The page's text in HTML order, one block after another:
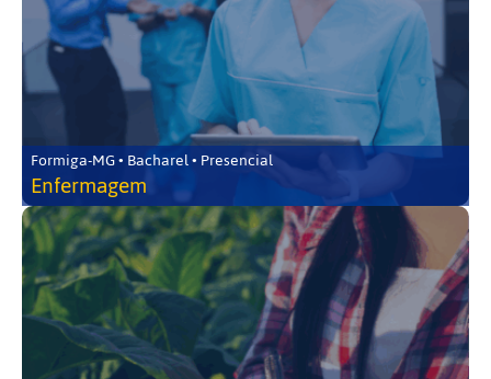
Formiga-MG • Bacharel • Presencial
Enfermagem